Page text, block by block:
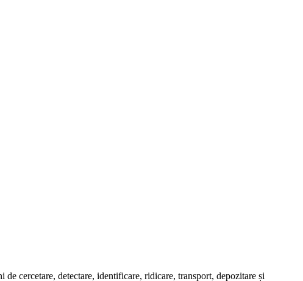
cercetare, detectare, identificare, ridicare, transport, depozitare și